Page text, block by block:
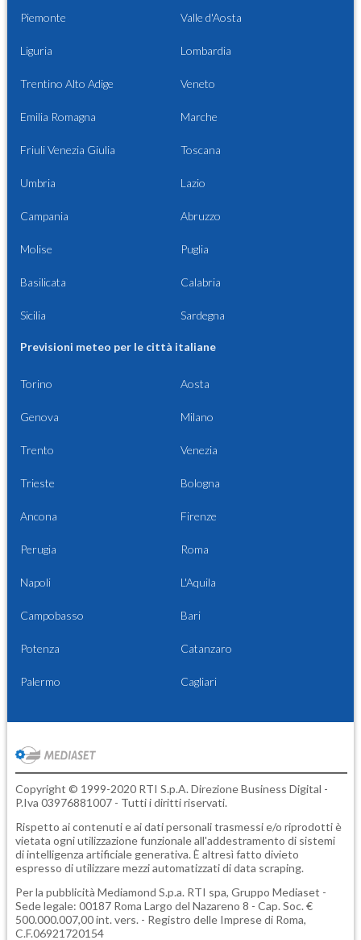
Piemonte Valle d'Aosta
Liguria Lombardia
Trentino Alto Adige Veneto
Emilia Romagna Marche
Friuli Venezia Giulia Toscana
Umbria Lazio
Campania Abruzzo
Molise Puglia
Basilicata Calabria
Sicilia Sardegna
Previsioni meteo per le città italiane
Torino Aosta
Genova Milano
Trento Venezia
Trieste Bologna
Ancona Firenze
Perugia Roma
Napoli L'Aquila
Campobasso Bari
Potenza Catanzaro
Palermo Cagliari
Copyright © 1999-2020 RTI S.p.A. Direzione Business Digital -
P.Iva 03976881007 - Tutti i diritti riservati.
Rispetto ai contenuti e ai dati personali trasmessi e/o riprodotti è
vietata ogni utilizzazione funzionale all'addestramento di sistemi
di intelligenza artificiale generativa. È altresì fatto divieto
espresso di utilizzare mezzi automatizzati di data scraping.
Per la pubblicità Mediamond S.p.a. RTI spa, Gruppo Mediaset -
Sede legale: 00187 Roma Largo del Nazareno 8 - Cap. Soc. €
500.000.007,00 int. vers. - Registro delle Imprese di Roma,
C.F.06921720154